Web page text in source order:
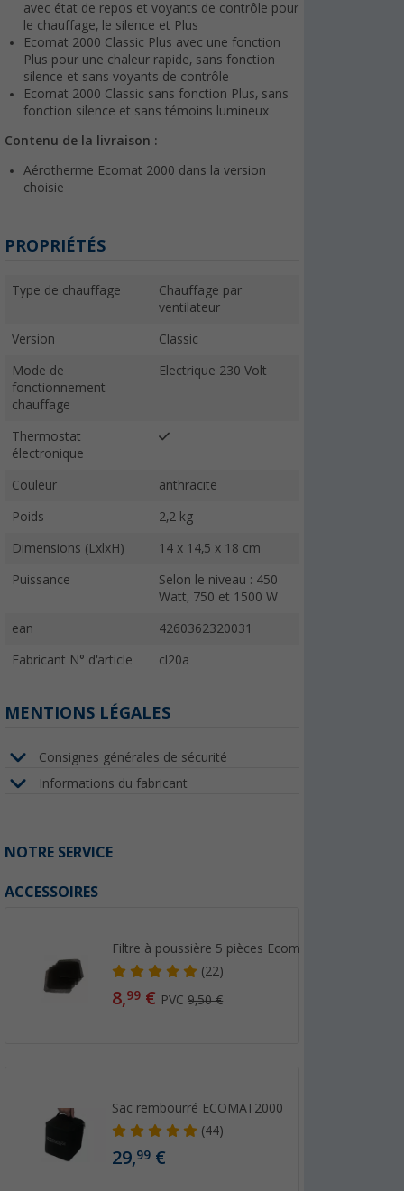
avec état de repos et voyants de contrôle pour
le chauffage, le silence et Plus
Ecomat 2000 Classic Plus avec une fonction
Plus pour une chaleur rapide, sans fonction
silence et sans voyants de contrôle
Ecomat 2000 Classic sans fonction Plus, sans
fonction silence et sans témoins lumineux
Contenu de la livraison :
Aérotherme Ecomat 2000 dans la version
choisie
PROPRIÉTÉS
Type de chauffage
Chauffage par
ventilateur
Version Classic
Mode de
fonctionnement
chauffage
Electrique 230 Volt
Thermostat
électronique
Couleur anthracite
Poids 2,2 kg
Dimensions (LxlxH) 14 x 14,5 x 18 cm
Puissance
Selon le niveau : 450
Watt, 750 et 1500 W
ean 4260362320031
Fabricant N° d'article cl20a
MENTIONS LÉGALES
Consignes générales de sécurité
Informations du fabricant
NOTRE SERVICE
ACCESSOIRES
Filtre à poussière 5 pièces Ecomat
(22)
8,99 € PVC9,50 €
Sac rembourré ECOMAT2000
(44)
29,99 €